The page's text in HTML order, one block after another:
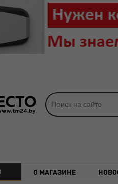
О МАГАЗИНЕ